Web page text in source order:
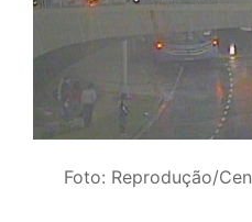
Foto: Reprodução/